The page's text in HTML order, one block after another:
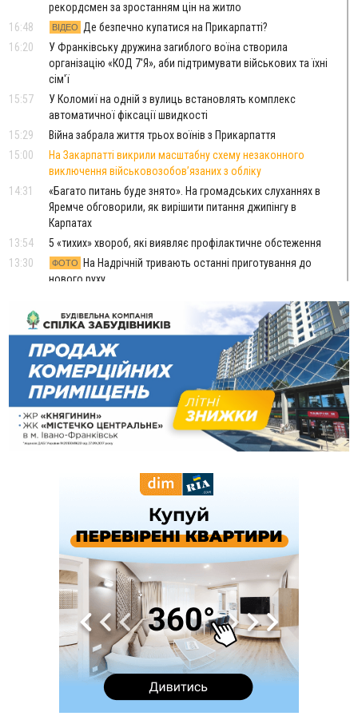
рекордсмен за зростанням цін на житло
16:48
ВІДЕО Де безпечно купатися на Прикарпатті?
16:20
У Франківську дружина загиблого воїна створила
організацію «КОД 7'Я», аби підтримувати військових та їхні
сім'ї
15:57
У Коломиї на одній з вулиць встановлять комплекс
автоматичної фіксації швидкості
15:29
Війна забрала життя трьох воїнів з Прикарпаття
15:00
На Закарпатті викрили масштабну схему незаконного
виключення військовозобов’язаних з обліку
14:31
«Багато питань буде знято». На громадських слуханнях в
Яремче обговорили, як вирішити питання джипінгу в
Карпатах
13:54
5 «тихих» хвороб, які виявляє профілактичне обстеження
13:30
ФОТО
На Надрічній тривають останні приготування до
нового руху
У Франківську зафіксували найбільшу спеку за всю історію
спостережень
12:24
Лікування наркоманії Київ: чому важливо розпочати
терапію якомога раніше
12:00
Франківця, який у Косові викрав за магазину понад 640
тисяч гривень у валюті, засудили до 5 років
11:50
Податкова передасть в Міноборони для "Оберегу" дані про
чоловіків 18–60 років
11:20
Водійка, яку на Сухомлинського побив інший керманич,
У Франківську, Коломиї, Долині та Яремче 6 серпня
зафіксували рекордну спеку
Змушував надсилати інтимні фото: на Прикарпатті
затримали підозрюваного у розбещенні малолітньої
АМКУ розпочав справу проти Гвіздецької селищної ради
через різні ставки земельного податку
Синоптики попереджають про значний дощ на Прикарпатті
до кінця п'ятниці
Нафтогазову площу на межі Прикарпаття та Львівщини
повторно виставили на аукціон за 830 млн
У Польщі невідомі скоїли наругу над могилою УПА